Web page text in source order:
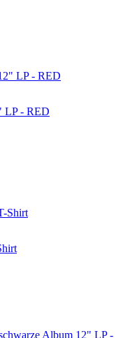
LP - RED